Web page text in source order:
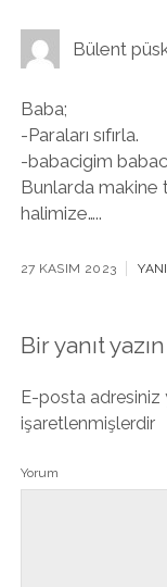
Bülent
Baba;
-Paraları sıfırla.
-babacigim
Bunlarda makine
halimize…..
27 KASIM 2023
Bir yanıt yazın
E-posta adresiniz
işaretlenmişlerdir
Yorum